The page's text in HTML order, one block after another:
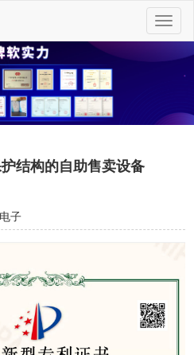
切
换
结构的自助售卖设备
子